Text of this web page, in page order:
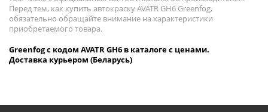
Перед тем, как купить автокраску AVATR GH6 Greenfog,
обязательно обращайте внимание на характеристики
приобретаемого товара.
Greenfog с кодом AVATR GH6 в каталоге с ценами.
Доставка курьером (Беларусь)